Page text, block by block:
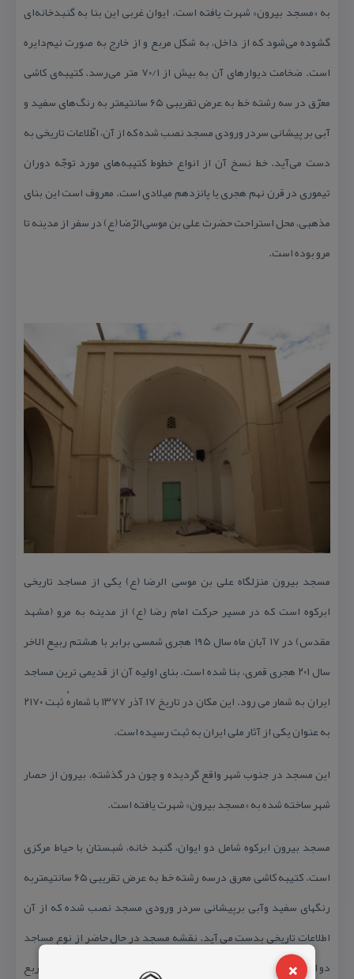
×
به «مسجد بیرون» شهرت یافته است. ایوان غربی این بنا به گنبدخانه‌ای
گشوده می‌شود كه از داخل، به شكل مربع و از خارج به صورت نیم‌دایره
است. ضخامت دیوارهای آن به بیش از ۷۰/۱ متر می‌رسد. كتیبه‌ی كاشی
معرّق در سه رشته خط به عرض تقریبی ۶۵ سانتیمتر به رنگ‌های سفید و
آبی بر پیشانی سردر ورودی مسجد نصب شده كه از آن، اطّلاعات تاریخی به
دست می‌آید. خط نسخ آن از انواع خطوط كتیبه‌های مورد توجّه دوران
تیموری در قرن نهم هجری یا پانزدهم میلادی است. معروف است این بنای
مذهبی، محل استراحت حضرت علی بن موسی‌الرّضا (ع) در سفر از مدینه تا
مرو بوده است.
مسجد بیرون منزلگاه علی بن موسی الرضا (ع) یكی از مساجد تاریخی
ابركوه است كه در مسیر حركت امام رضا (ع) از مدینه به مرو (مشهد
مقدس) در ۱۷ آبان ماه سال ۱۹۵ هجری شمسی برابر با هشتم ربیع الاخر
سال ۲۰۱ هجری قمری، بنا شده است. بنای اولیه آن از قدیمی‌ ترین مساجد
ایران به شمار می‌ رود. این مكان در تاریخ ۱۷ آذر ۱۳۷۷ با شمارهٔ ثبت ۲۱۷۰
به‌ عنوان یكی از آثار ملی ایران به ثبت رسیده است.
این مسجد در جنوب شهر واقع گردیده و چون در گذشته، بیرون از حصار
شهر ساخته شده به «مسجد بیرون» شهرت یافته است.
مسجد بیرون ابركوه شامل دو ایوان، گنبد خانه، شبستان با حیاط مركزی
است. كتیبه كاشی معرق درسه رشته خط به عرض تقریبی ۶۵ سانتیمتربه
رنگهای سفید وآبی برپیشانی سردر ورودی مسجد نصب شده كه از آن
اطلاعات تاریخی بدست می آید. نقشه مسجد در حال حاضر از نوع مساجد
دو ایوانی است. ایوان غربی به گنبد خانه ‌ای راه دارد كه از داخل آن مربع